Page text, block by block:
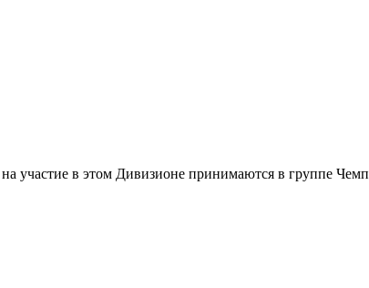
участие в этом Дивизионе принимаются в группе